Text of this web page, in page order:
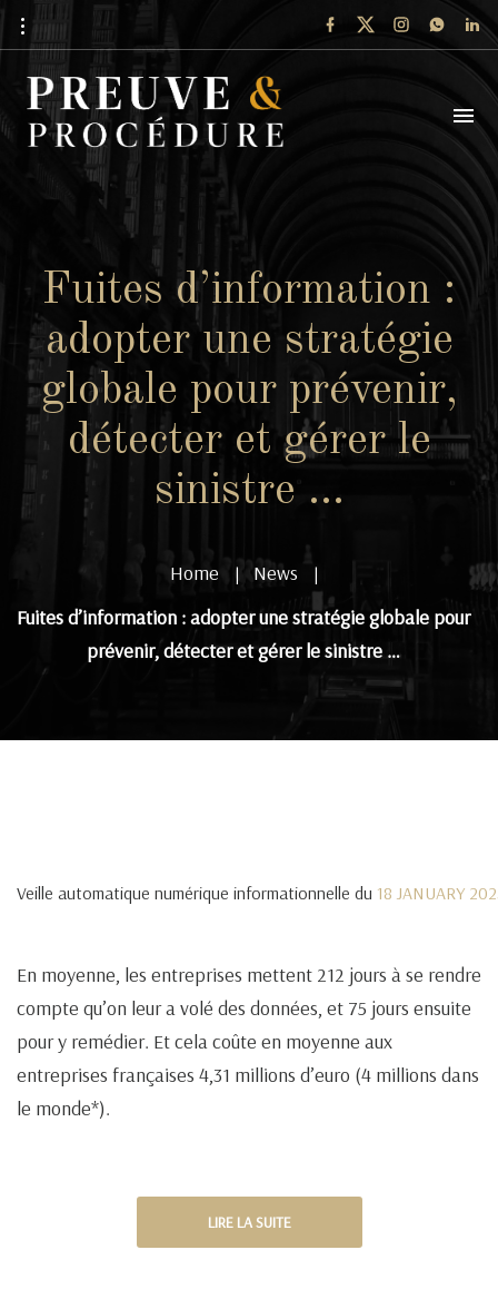
Fuites d’information :
adopter une stratégie
globale pour prévenir,
détecter et gérer le
sinistre …
Home | News |
Fuites d’information : adopter une stratégie globale pour
prévenir, détecter et gérer le sinistre …
Veille automatique numérique informationnelle du 18 JANUARY
En moyenne, les entreprises mettent 212 jours à se rendre
compte qu’on leur a volé des données, et 75 jours ensuite
pour y remédier. Et cela coûte en moyenne aux
entreprises françaises 4,31 millions d’euro (4 millions dans
le monde*).
LIRE LA SUITE